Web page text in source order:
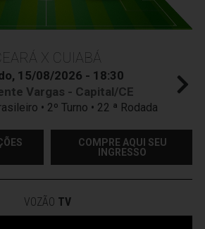
X CUIABÁ
15/08/2026 - 18:30
Vargas - Capital/CE
• 2º Turno • 22 ª Rodada
COMPRE AQUI SEU
INGRESSO
VOZÃO TV